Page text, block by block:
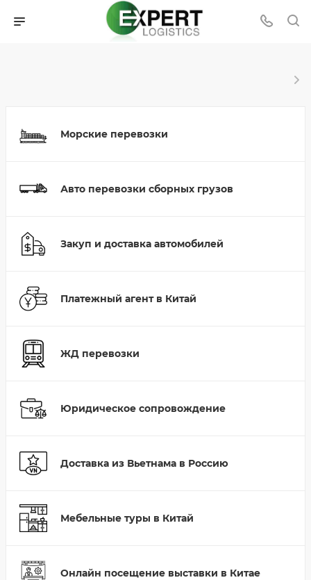
Морские перевозки
Авто перевозки сборных грузов
Закуп и доставка автомобилей
Платежный агент в Китай
ЖД перевозки
Юридическое сопровождение
Доставка из Вьетнама в Россию
Мебельные туры в Китай
Онлайн посещение выставки в Китае